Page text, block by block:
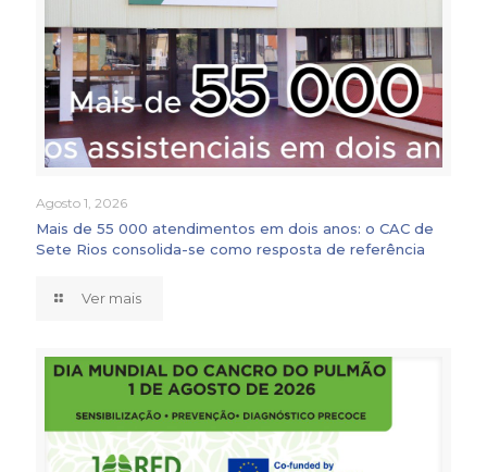
Agosto 1, 2026
Mais de 55 000 atendimentos em dois anos: o CAC de
Sete Rios consolida-se como resposta de referência
Ver mais